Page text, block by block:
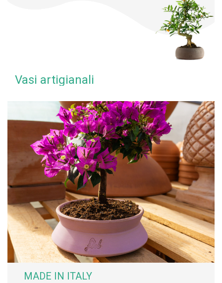
Vasi artigianali
MADE IN ITALY